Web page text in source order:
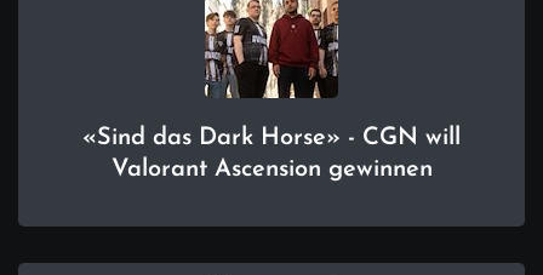
«Sind das Dark Horse» - CGN will
Valorant Ascension gewinnen